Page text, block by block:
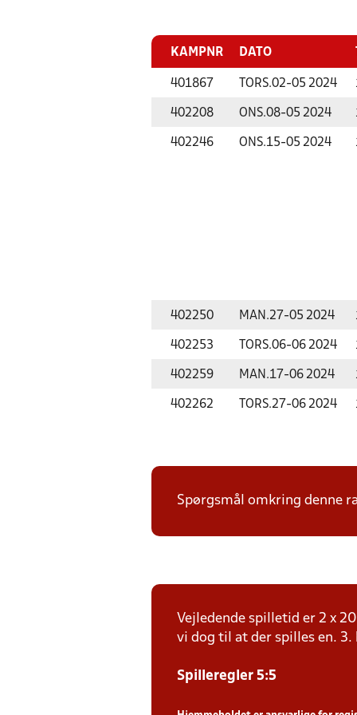
KAMPNR DATO
401867 TORS.02-05 2024
402208 ONS.08-05 2024
402246 ONS.15-05 2024
402250 MAN.27-05 2024
402253 TORS.06-06 2024
402259 MAN.17-06 2024
402262 TORS.27-06 2024
Spørgsmål omkring denne
Vejledende spilletid er 2 x
vi dog til at der spilles en. 3.
Spilleregler 5:5